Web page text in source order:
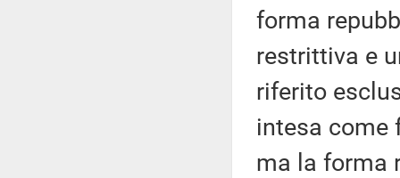
forma
restrittiva e
riferito
intesa come
ma la forma